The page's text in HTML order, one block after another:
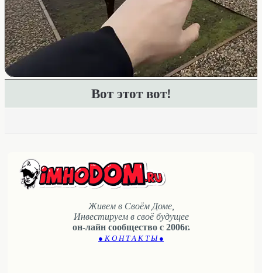
Вот этот вот!
Живем в Своём Доме,
Инвестируем в своё будущее
он-лайн сообщество с 2006г.
● К О Н Т А К Т Ы ●